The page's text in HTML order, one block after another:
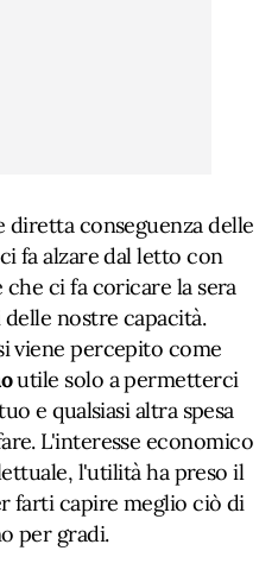
diretta conseguenza delle
fa alzare dal letto con
ci fa coricare la sera
nostre capacità.
viene percepito come
utile solo a permetterci
e qualsiasi altra spesa
L'interesse economico
l'utilità ha preso il
farti capire meglio ciò di
per gradi.